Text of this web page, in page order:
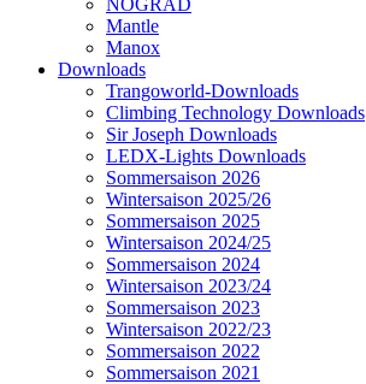
NOGRAD
Mantle
Manox
Downloads
Trangoworld-Downloads
Climbing Technology Downloads
Sir Joseph Downloads
LEDX-Lights Downloads
Sommersaison 2026
Wintersaison 2025/26
Sommersaison 2025
Wintersaison 2024/25
Sommersaison 2024
Wintersaison 2023/24
Sommersaison 2023
Wintersaison 2022/23
Sommersaison 2022
Sommersaison 2021